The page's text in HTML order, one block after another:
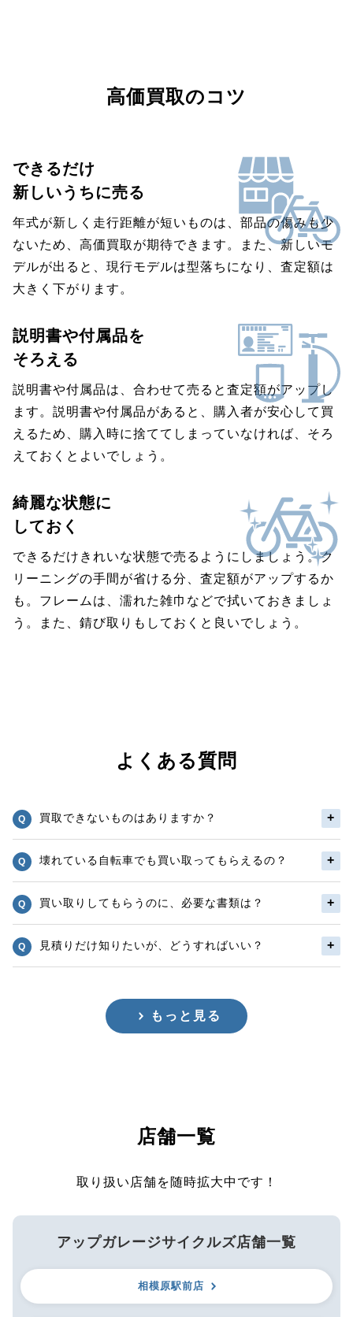
高価買取のコツ
できるだけ
新しいうちに売る
年式が新しく走行距離が短いものは、部品の傷みも少
ないため、高価買取が期待できます。また、新しいモ
デルが出ると、現行モデルは型落ちになり、査定額は
大きく下がります。
説明書や付属品を
そろえる
説明書や付属品は、合わせて売ると査定額がアップし
ます。説明書や付属品があると、購入者が安心して買
えるため、購入時に捨ててしまっていなければ、そろ
えておくとよいでしょう。
綺麗な状態に
しておく
できるだけきれいな状態で売るようにしましょう。ク
リーニングの手間が省ける分、査定額がアップするか
も。フレームは、濡れた雑巾などで拭いておきましょ
う。また、錆び取りもしておくと良いでしょう。
よくある質問
買取できないものはありますか？
壊れている自転車でも買い取ってもらえるの？
買い取りしてもらうのに、必要な書類は？
見積りだけ知りたいが、どうすればいい？
もっと見る
店舗一覧
取り扱い店舗を随時拡大中です！
アップガレージサイクルズ店舗一覧
相模原駅前店